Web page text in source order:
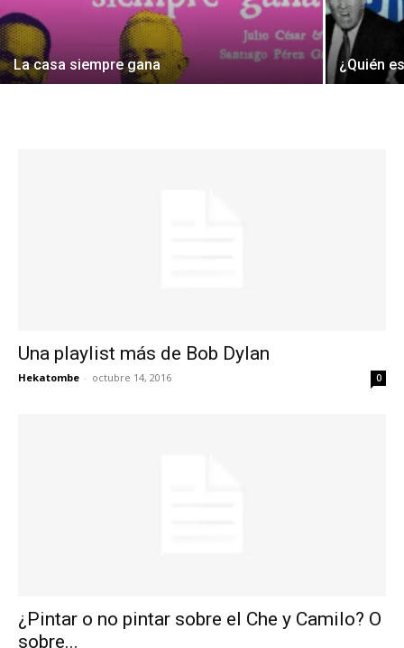
La casa siempre gana ¿Quién
Una playlist más de Bob Dylan
Hekatombe - octubre 14, 2016 0
¿Pintar o no pintar sobre el Che y Camilo? O
sobre...